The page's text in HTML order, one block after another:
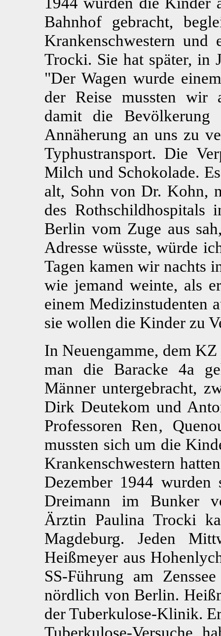
Bahnhof gebracht,
Krankenschwestern
Trocki. Sie hat später, in
"Der Wagen wurde
der Reise mussten wir
damit die Bevölkerung
Annäherung an uns zu
Typhustransport. Die
Milch und Schokolade.
alt, Sohn von Dr. Kohn,
des
Berlin vom Zuge aus
Adresse wüsste, würde
Tagen kamen wir nachts
wie jemand weinte, als
einem Medizinstudenten
sie wollen die Kinder zu
In Neuengamme, dem
man die Baracke 4a
Männer untergebracht,
Dirk Deutekom und
Professoren Ren‚
mussten sich um die
Krankenschwestern
Dezember 1944
Dreimann im Bunker
Ärztin Paulina Trocki
Magdeburg. Jeden
Heißmeyer aus
SS-Führung am
nördlich von Berlin.
der Tuberkulose-Klinik.